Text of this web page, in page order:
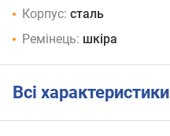
Корпус: сталь
Ремінець: шкіра
Всі характеристики